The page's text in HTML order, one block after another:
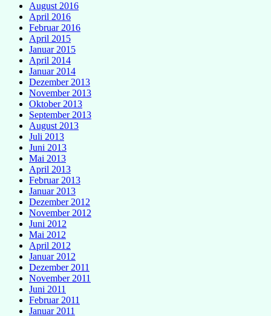
August 2016
April 2016
Februar 2016
April 2015
Januar 2015
April 2014
Januar 2014
Dezember 2013
November 2013
Oktober 2013
September 2013
August 2013
Juli 2013
Juni 2013
Mai 2013
April 2013
Februar 2013
Januar 2013
Dezember 2012
November 2012
Juni 2012
Mai 2012
April 2012
Januar 2012
Dezember 2011
November 2011
Juni 2011
Februar 2011
Januar 2011